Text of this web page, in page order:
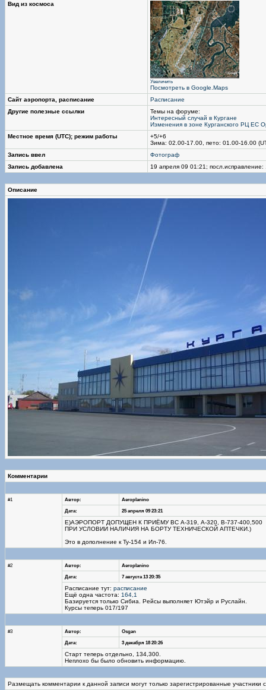
Вид из космоса
Увеличить
Посмотреть в Google.Maps
Сайт аэропорта, расписание
Расписание
Другие полезные ссылки
Темы на форуме:
Интересный случай в Кургане
Изменения в зоне Курганского РЦ ЕС
Местное время (UTC); режим работы
+5/+6
Зима: 02.00-17.00, пето: 01.00-16.00
Запись ввел
Фотограф
Запись добавлена
19 апреля 09 01:21;
Описание
Комментарии
#1 Автор:
Aeroplanino
Дата:
25 апреля 09 23:21
Е)АЭРОПОРТ ДОПУЩЕН К ПРИЁМУ ВС А-319, А-320, В-737-400,500
ПРИ УСЛОВИИ НАЛИЧИЯ НА БОРТУ ТЕХНИЧЕСКОЙ АПТЕЧКИ.)
Это в дополнение к Ту-154 и Ил-76.
#2 Автор:
Aeroplanino
Дата:
7 августа 13 20:35
Расписание тут: расписание
Ещё одна частота: 164,1
Базируется только Сибиа. Рейсы выполняет Ютэйр и Руслайн.
Курсы теперь 017/197
#3 Автор:
Osgan
Дата:
3 декабря 18 20:26
Старт теперь отдельно, 134,300.
Неплохо бы было обновить информацию.
Размещать комментарии к данной записи могут только зарегистрированные участники